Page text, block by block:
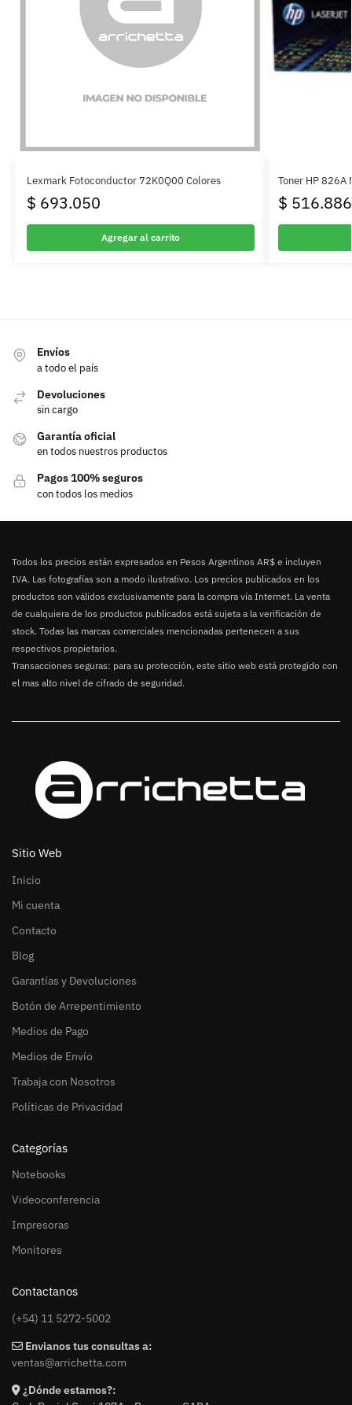
Lexmark Fotoconductor 72K0Q00 Colores
$ 693.050
Agregar al carrito
Toner HP 826A
$ 516.886
Envíos
a todo el país
Devoluciones
sin cargo
Garantía oficial
en todos nuestros productos
Pagos 100% seguros
con todos los medios
Todos los precios están expresados en Pesos Argentinos AR$ e incluyen
IVA. Las fotografías son a modo ilustrativo. Los precios publicados en los
productos son válidos exclusivamente para la compra vía Internet. La venta
de cualquiera de los productos publicados está sujeta a la verificación de
stock. Todas las marcas comerciales mencionadas pertenecen a sus
respectivos propietarios.
Transacciones seguras: para su protección, este sitio web está protegido con
el mas alto nivel de cifrado de seguridad.
Sitio Web
Inicio
Mi cuenta
Contacto
Blog
Garantías y Devoluciones
Botón de Arrepentimiento
Medios de Pago
Medios de Envío
Trabaja con Nosotros
Políticas de Privacidad
Categorías
Notebooks
Videoconferencia
Impresoras
Monitores
Contactanos
(+54) 11 5272-5002
Envianos tus consultas a:
ventas@arrichetta.com
¿Dónde estamos?: